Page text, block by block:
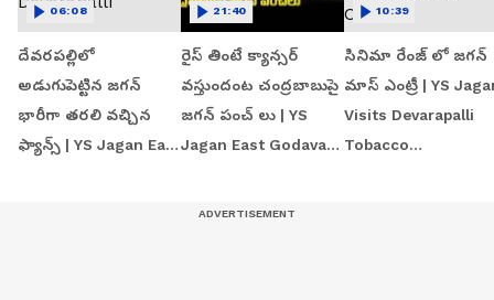
దేవరపల్లిలో
అడుగుపెట్టిన జగన్
భారీగా తరలి వచ్చిన
ఫ్యాన్స్ | YS Jagan East
06:08
రైస్ తింటే క్యాన్సర్
వస్తుందంట చంద్రబాబుపై
జగన్ పంచ్ లు | YS
Jagan East Godavari
21:40
సినిమా రేంజ్ లో జగన్‌
మాస్ ఎంట్రీ | YS
Visits Devarapalli
Tobacco
10:39